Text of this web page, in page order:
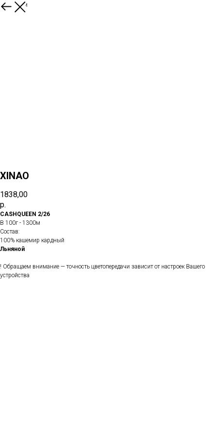
К товарам
XINAO
1838,00
р.
CASHQUEEN 2/26
В 100г - 1300м
Состав:
100% кашемир кардный
Льняной
! Обращаем внимание — точность цветопередачи зависит от настроек Вашего
устройства